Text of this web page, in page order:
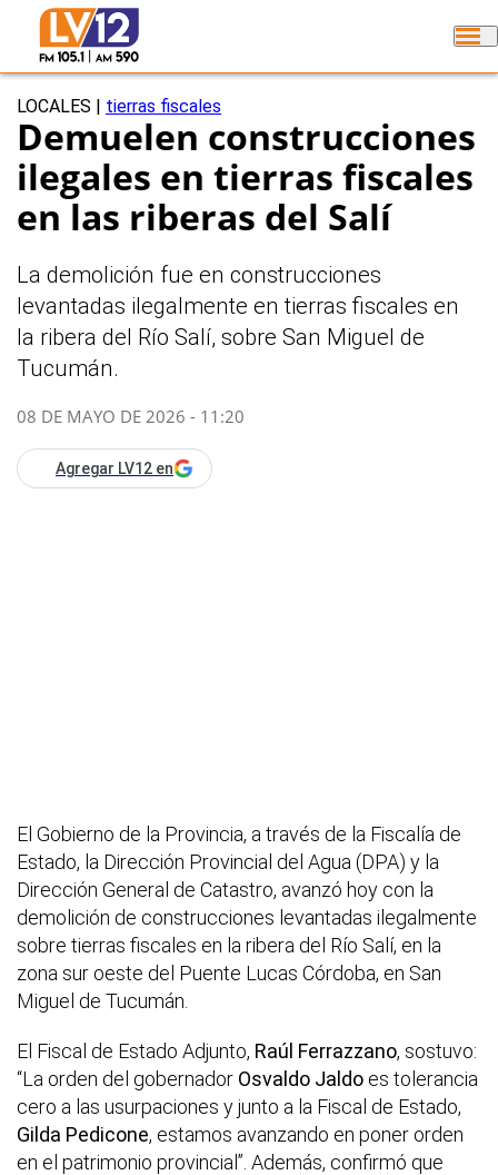
LOCALES tierras fiscales
Demuelen construcciones
ilegales en tierras fiscales
en las riberas del Salí
La demolición fue en construcciones
levantadas ilegalmente en tierras fiscales en
la ribera del Río Salí, sobre San Miguel de
Tucumán.
08 DE MAYO DE 2026 - 11:20
Agregar LV12 en
El Gobierno de la Provincia, a través de la Fiscalía de
Estado, la Dirección Provincial del Agua (DPA) y la
Dirección General de Catastro, avanzó hoy con la
demolición de construcciones levantadas ilegalmente
sobre tierras fiscales en la ribera del Río Salí, en la
zona sur oeste del Puente Lucas Córdoba, en San
Miguel de Tucumán.
El Fiscal de Estado Adjunto, Raúl Ferrazzano, sostuvo:
“La orden del gobernador Osvaldo Jaldo es tolerancia
cero a las usurpaciones y junto a la Fiscal de Estado,
Gilda Pedicone, estamos avanzando en poner orden
en el patrimonio provincial”. Además, confirmó que